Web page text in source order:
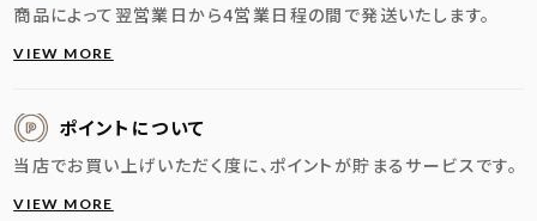
商品によって翌営業日から4営業日程の間で発送いたします。
VIEW MORE
ポイントについて
当店でお買い上げいただく度に、ポイントが貯まるサービスです。
VIEW MORE